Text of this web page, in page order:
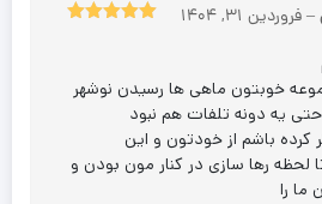
– فروردین 31, 1404
خوبتون ماهی ها رسیدن نوشهر
یه دونه تلفات هم نبود
باشم از خودتون و این
لحظه رها سازی در کنار مون بودن و
ما را